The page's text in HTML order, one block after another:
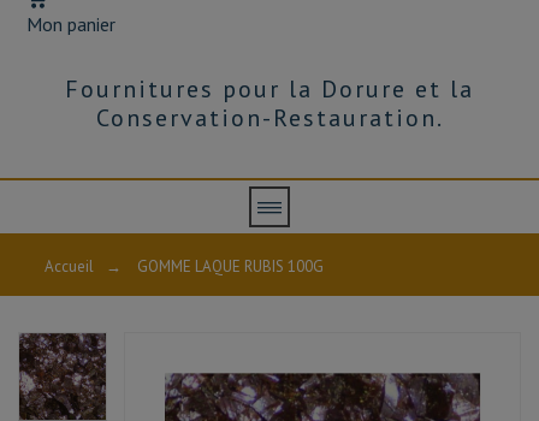
Mon panier
Fournitures pour la Dorure et la
Conservation-Restauration.
Accueil → GOMME LAQUE RUBIS 100G